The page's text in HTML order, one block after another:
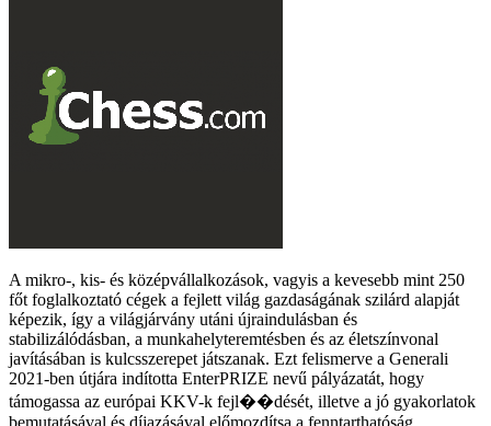
A mikro-, kis- és középvállalkozások, vagyis a kevesebb mint 250
főt foglalkoztató cégek a fejlett világ gazdaságának szilárd alapját
képezik, így a világjárvány utáni újraindulásban és
stabilizálódásban, a munkahelyteremtésben és az életszínvonal
javításában is kulcsszerepet játszanak. Ezt felismerve a Generali
2021-ben útjára indította EnterPRIZE nevű pályázatát, hogy
támogassa az európai KKV-k fejl��dését, illetve a jó gyakorlatok
bemutatásával és díjazásával előmozdítsa a fenntarthatóság